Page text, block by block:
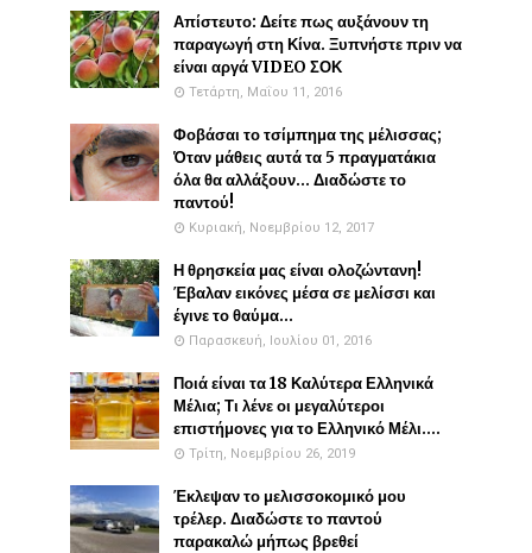
Απίστευτο: Δείτε πως αυξάνουν τη
παραγωγή στη Κίνα. Ξυπνήστε πριν να
είναι αργά VIDEO ΣΟΚ
Τετάρτη, Μαΐου 11, 2016
Φοβάσαι το τσίμπημα της μέλισσας;
Όταν μάθεις αυτά τα 5 πραγματάκια
όλα θα αλλάξουν... Διαδώστε το
παντού!
Κυριακή, Νοεμβρίου 12, 2017
Η θρησκεία μας είναι ολοζώντανη!
Έβαλαν εικόνες μέσα σε μελίσσι και
έγινε το θαύμα...
Παρασκευή, Ιουλίου 01, 2016
Ποιά είναι τα 18 Καλύτερα Ελληνικά
Μέλια; Τι λένε οι μεγαλύτεροι
επιστήμονες για το Ελληνικό Μέλι....
Τρίτη, Νοεμβρίου 26, 2019
Έκλεψαν το μελισσοκομικό μου
τρέλερ. Διαδώστε το παντού
παρακαλώ μήπως βρεθεί